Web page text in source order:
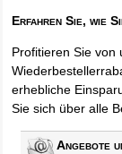
Erfahren Sie, wie
Profitieren Sie von
erhebliche
Sie sich über alle
Angebote